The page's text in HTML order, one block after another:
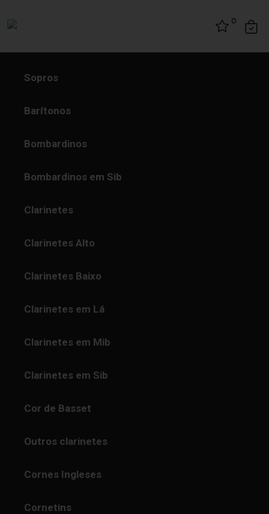
0
Sopros
Barítonos
Bombardinos
Bombardinos em Sib
Clarinetes
Clarinetes Alto
Clarinetes Baixo
Clarinetes em Lá
Clarinetes em Mib
Clarinetes em Sib
Cor de Basset
Outros clarinetes
Cornes Ingleses
Cornetins